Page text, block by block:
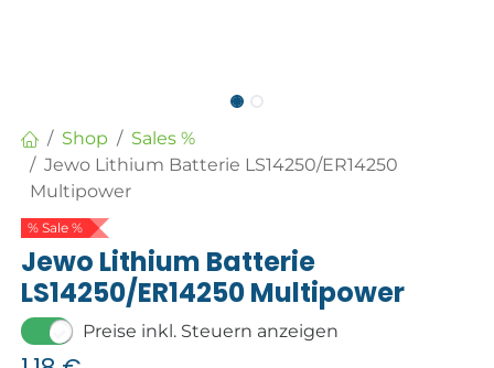
Shop
Sales %
Jewo Lithium Batterie LS14250/ER14250
Multipower
% Sale %
Jewo Lithium Batterie
LS14250/ER14250 Multipower
Preise inkl. Steuern anzeigen